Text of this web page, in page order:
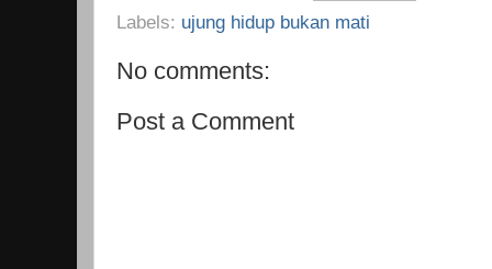
Labels: ujung hidup bukan mati
No comments:
Post a Comment